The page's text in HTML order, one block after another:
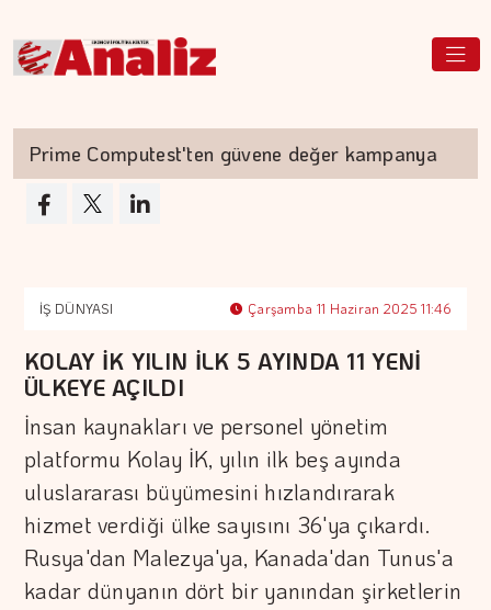
Computest'ten güvene değer kampanya
İŞ DÜNYASI Çarşamba 11 Haziran 2025 11:46
KOLAY İK YILIN İLK 5 AYINDA 11 YENİ
ÜLKEYE AÇILDI
İnsan kaynakları ve personel yönetim
platformu Kolay İK, yılın ilk beş ayında
uluslararası büyümesini hızlandırarak
hizmet verdiği ülke sayısını 36'ya çıkardı.
Rusya'dan Malezya'ya, Kanada'dan Tunus'a
kadar dünyanın dört bir yanından şirketlerin